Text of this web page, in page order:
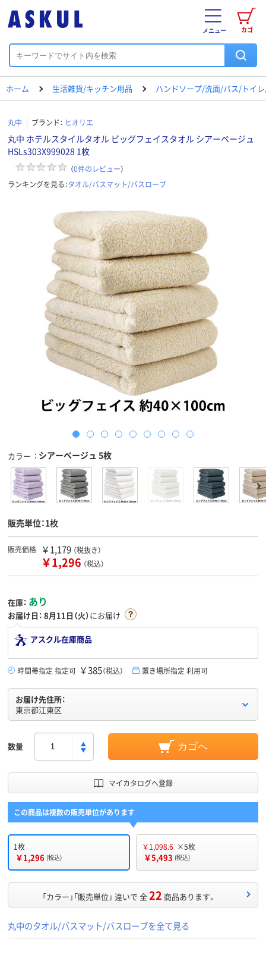
カゴ
メニュー
ホーム 生活雑貨/キッチン用品 ハンドソープ/洗面/バス/トイ
丸中 ブランド： ヒオリエ
丸中 ホテルスタイルタオル ビッグフェイスタオル シアーベージュ
HSLs303X999028 1枚
（0件のレビュー）
ランキングを見る：タオル/バスマット/バスローブ
カラー シアーベージュ 5枚
販売単位：1枚
販売価格 ￥1,179 （税抜き）
￥1,296 （税込）
在庫： あり
お届け日： 8月11日（火）にお届け
アスクル在庫商品
時間帯指定 指定可 ￥385（税込） 置き場所指定 利用可
お届け先住所：
東京都江東区
数量 カゴへ
マイカタログへ登録
この商品は複数の販売単位があります
1枚
￥1,296 (税込)
￥1,098.6 ×5枚
￥5,493 (税込)
「カラー」「販売単位」 違いで 全22 商品あります。
丸中のタオル/バスマット/バスローブを全て見る